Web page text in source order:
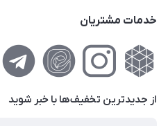
کوچه گلریز 4 غربی ، پلاک 13
حساب کاربری
لیست محصولات
خدمات مشتریان
راهنمای‌خرید‌آنلاین
حریم خصوصی
فروش‌اقساطی
از جدید‌ترین تخفیف‌ها با‌ خبر شوید